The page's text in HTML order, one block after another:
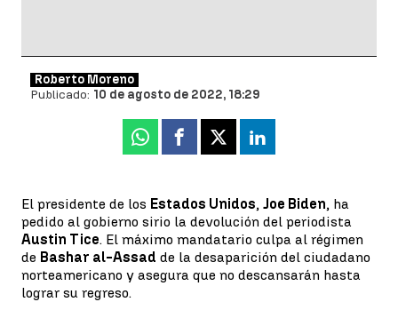
Roberto Moreno
Publicado: 10 de agosto de 2022, 18:29
Whatsapp
Facebook
X Linkedin
El presidente de los Estados Unidos, Joe Biden, ha
pedido al gobierno sirio la devolución del periodista
Austin Tice. El máximo mandatario culpa al régimen
de Bashar al-Assad de la desaparición del ciudadano
norteamericano y asegura que no descansarán hasta
lograr su regreso.